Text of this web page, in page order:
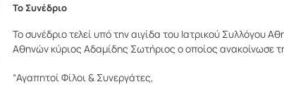
Το Συνέδριο
Το συνέδριο τελεί υπό την αιγίδα του Ιατρικού Συλλόγου
Αθηνών κύριος Αδαμίδης Σωτήριος ο οποίος ανακοίνωσε
“Αγαπητοί Φίλοι & Συνεργάτες,